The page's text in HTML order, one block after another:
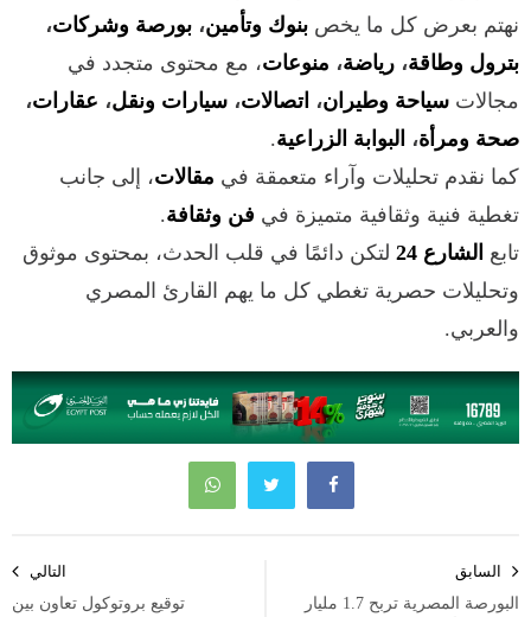
نهتم بعرض كل ما يخص بنوك وتأمين، بورصة وشركات،
بترول وطاقة، رياضة، منوعات، مع محتوى متجدد في
مجالات سياحة وطيران، اتصالات، سيارات ونقل، عقارات،
صحة ومرأة، البوابة الزراعية.
كما نقدم تحليلات وآراء متعمقة في مقالات، إلى جانب
تغطية فنية وثقافية متميزة في فن وثقافة.
تابع الشارع 24
لتكن دائمًا في قلب الحدث، بمحتوى موثوق
وتحليلات حصرية تغطي كل ما يهم القارئ المصري
والعربي.
المقالات
السابق
البورصة المصرية تربح 1.7 مليار
التالي
توقيع بروتوكول تعاون بين